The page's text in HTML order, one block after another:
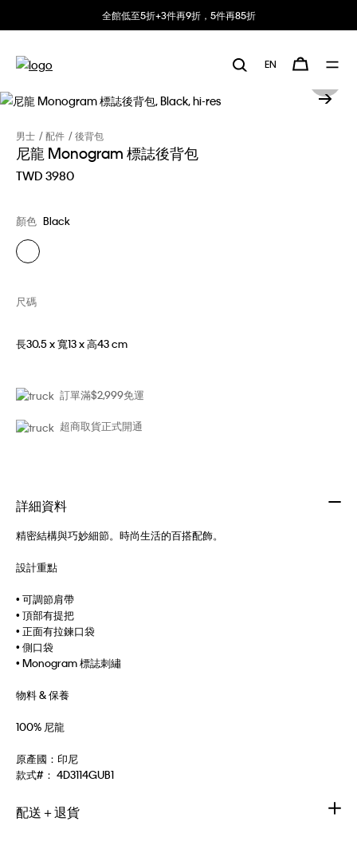
全館低至5折+3件再9折，5件再85折
EN
男士 配件 後背包
尼龍 Monogram 標誌後背包
TWD 3980
顏色 Black
尺碼
長30.5 x 寬13 x 高43 cm
訂單滿$2,999免運
超商取貨正式開通
詳細資料
精密結構與巧妙細節。時尚生活的百搭配飾。
設計重點
• 可調節肩帶
• 頂部有提把
• 正面有拉鍊口袋
• 側口袋
• Monogram 標誌刺繡
物料 & 保養
100% 尼龍
原產國：印尼
款式#： 4D3114GUB1
配送＋退貨